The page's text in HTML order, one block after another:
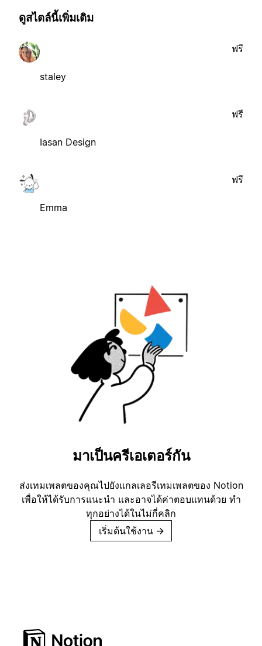
ดูสไตล์นี้เพิ่มเติม
staley
ฟรี
Iasan Design
ฟรี
Emma
ฟรี
มาเป็นครีเอเตอร์กัน
ส่งเทมเพลตของคุณไปยังแกลเลอรีเทมเพลตของ Notion
เพื่อให้ได้รับการแนะนำ และอาจได้ค่าตอบแทนด้วย ทำ
ทุกอย่างได้ในไม่กี่คลิก
เริ่มต้นใช้งาน →